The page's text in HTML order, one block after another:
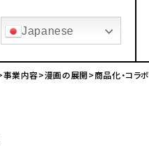
Japanese
事業内容 漫画の展開 商品化・コラボ